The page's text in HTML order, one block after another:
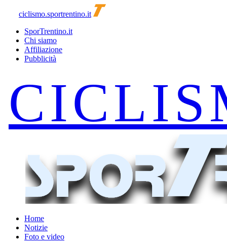
ciclismo.sportrentino.it
SporTrentino.it
Chi siamo
Affiliazione
Pubblicità
Home
Notizie
Foto e video